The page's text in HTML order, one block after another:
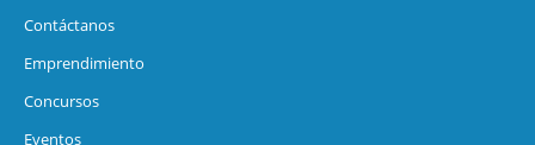
Contáctanos
Emprendimiento
Concursos
Eventos